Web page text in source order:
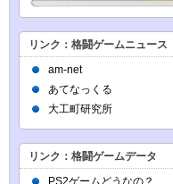
リンク：格闘ゲームニュース
am-net
あてなっくる
大工町研究所
リンク：格闘ゲームデータ
PS2ゲームどうなの？